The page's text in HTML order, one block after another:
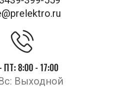
ПТ: 8:00 - 17:00
Выходной